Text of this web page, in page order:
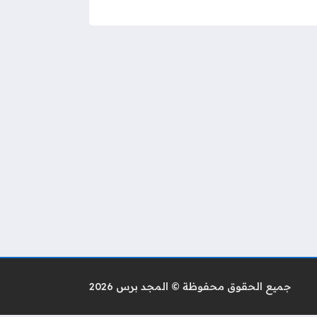
جميع الحقوق محفوظة © المجد برس 2026